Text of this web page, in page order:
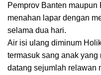
Pemprov Banten
menahan lapar dengan
selama dua hari.
Air isi ulang diminum
termasuk sang anak
datang sejumlah relawan